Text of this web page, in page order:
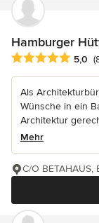
Hamburger
Durchschnittliche
5,0
Als
Wünsche in ein
Architektur
Mehr
C/O